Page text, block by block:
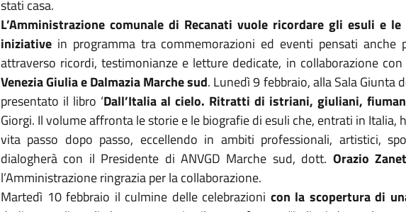
stati casa.
L’Amministrazione comunale di Recanati vuole ricordare gli esuli e
iniziativein programma tra commemorazioni ed eventi pensati anche
attraverso ricordi, testimonianze e letture dedicate, in collaborazione con
Venezia Giulia e Dalmazia Marche sud. Lunedì 9 febbraio, alla Sala Giunta
presentato il libro ‘Dall’Italia al cielo. Ritratti di istriani, giuliani,
Giorgi. Il volume affronta le storie e le biografie di esuli che, entrati in Italia,
vita passo dopo passo, eccellendo in ambiti professionali, artistici,
dialogherà con il Presidente di ANVGD Marche sud, dott. Orazio
l’Amministrazione ringrazia per la collaborazione.
Martedì 10 febbraio il culmine delle celebrazioni con la scopertura di